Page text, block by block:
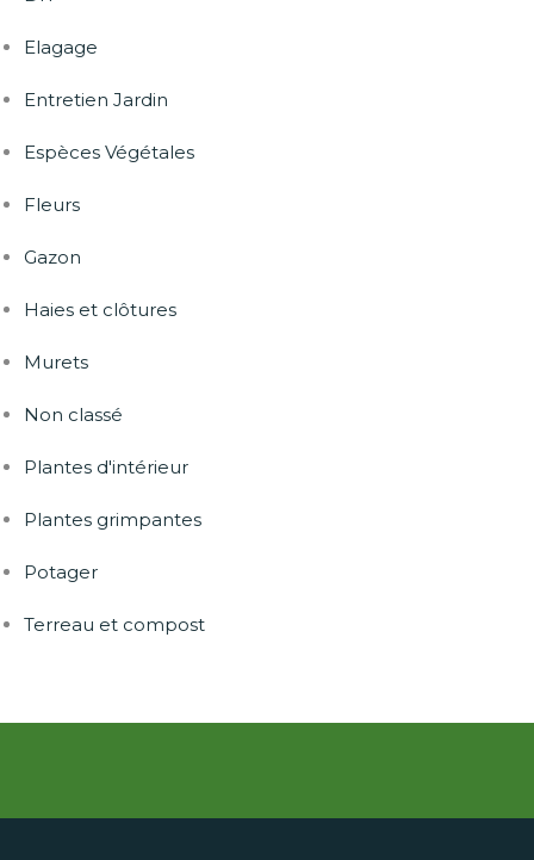
Elagage
Entretien Jardin
Espèces Végétales
Fleurs
Gazon
Haies et clôtures
Murets
Non classé
Plantes d'intérieur
Plantes grimpantes
Potager
Terreau et compost